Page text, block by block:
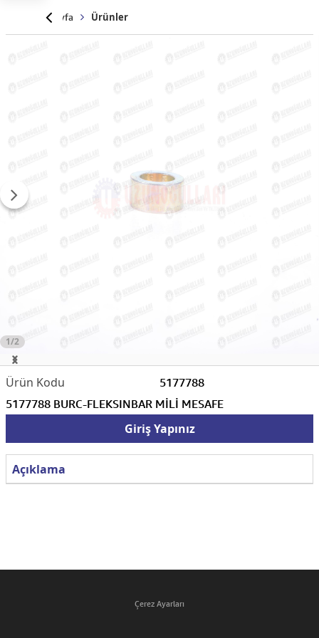
Anasayfa Ürünler
1/2
5177788
5177788 BURC-FLEKSINBAR MİLİ MESAFE
Giriş Yapınız
Açıklama
Çerez Ayarları